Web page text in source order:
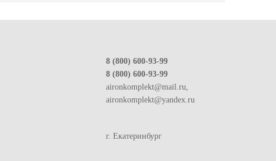
8 (800) 600-93-99
8 (800) 600-93-99
aironkomplekt@mail.ru,
aironkomplekt@yandex.ru
г. Екатеринбург